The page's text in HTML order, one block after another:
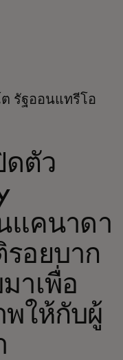
รัฐออนแทรีโอ
ดตัว
แคนาดา
อยบาก
าเพื่อ
พให้กับผู้